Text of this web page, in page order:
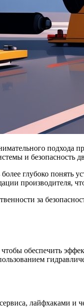
подхода
и безопасность
глубоко
производителя,
за
обеспечить
лайфхаками и